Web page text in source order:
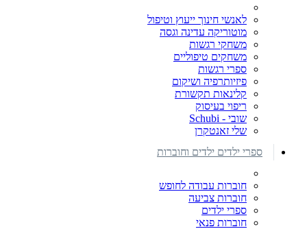
לאנשי חינוך ייעוץ וטיפול
מוטוריקה עדינה וגסה
משחקי רגשות
משחקים טיפוליים
ספרי רגשות
פיזיותרפיה ושיקום
קלינאות תקשורת
ריפוי בעיסוק
שובי - Schubi
שלי זאנטקרן
ספרי ילדים ילדים וחוברות
חוברות עבודה לחופש
חוברות צביעה
ספרי ילדים
חוברות פנאי